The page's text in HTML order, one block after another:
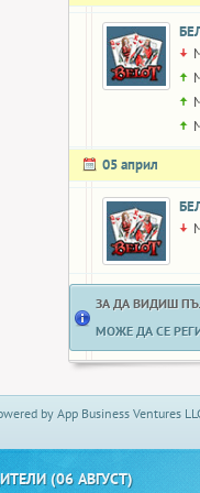
05 април
ЗА ДА ВИДИШ
МОЖЕ ДА СЕ
by App Business Ventures
(06 АВГУСТ)